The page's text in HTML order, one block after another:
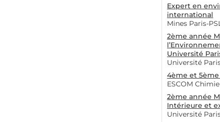
Expert en
international
Mines Paris-
2ème année
Université
Université
4ème et
ESCOM Chimie
2ème année
Intérieure et
Université